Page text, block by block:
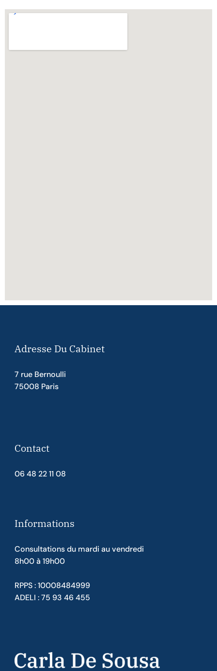
Adresse Du Cabinet
7 rue Bernoulli
75008 Paris
Contact
06 48 22 11 08
Informations
Consultations du mardi au vendredi
8h00 à 19h00
RPPS : 10008484999
ADELI : 75 93 46 455